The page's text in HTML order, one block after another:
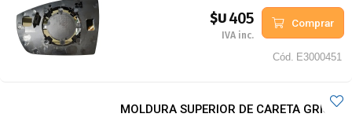
$U405
IVA inc.
Comprar
Cód. E3000451
MOLDURA SUPERIOR DE CARETA GRIS